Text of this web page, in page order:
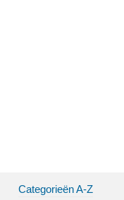
Categorieën A-Z